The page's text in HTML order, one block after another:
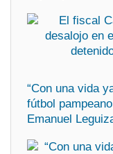
“Con una vida
fútbol
Emanuel